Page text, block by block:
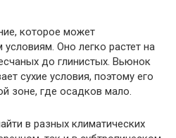
которое может
Оно легко растет на
до глинистых. Вьюнок
сухие условия, поэтому его
зоне, где осадков мало.
в разных климатических